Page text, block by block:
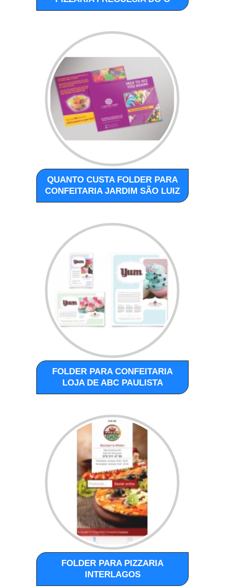
QUANTO CUSTA FOLDER PARA
CONFEITARIA JARDIM SÃO LUIZ
FOLDER PARA CONFEITARIA
LOJA DE ABC PAULISTA
FOLDER PARA PIZZARIA
INTERLAGOS